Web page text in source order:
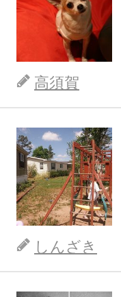
高須賀
しんざき